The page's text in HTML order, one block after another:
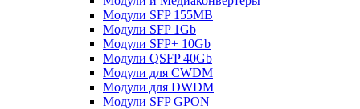
Модули SFP 155MB
Модули SFP 1Gb
Модули SFP+ 10Gb
Модули QSFP 40Gb
Модули для CWDM
Модули для DWDM
Модули SFP GPON